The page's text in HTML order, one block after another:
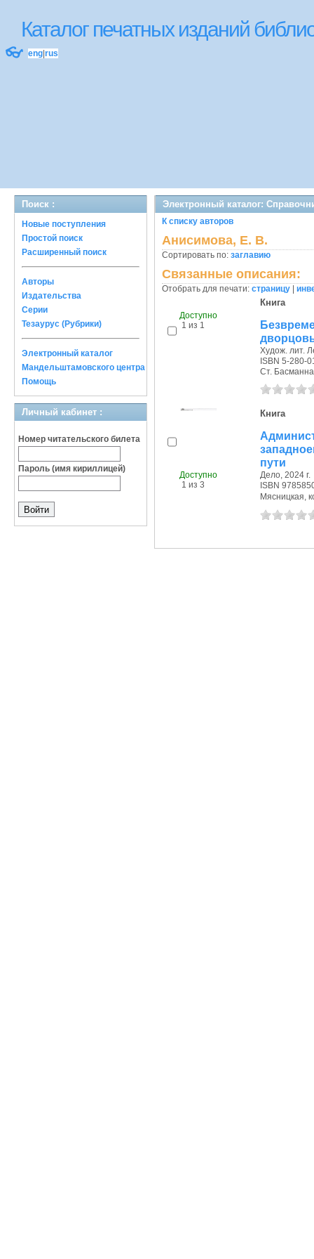
Каталог печатных изданий
👓 eng rus
Поиск :
Новые поступления
Простой поиск
Расширенный поиск
Авторы
Издательства
Серии
Тезаурус (Рубрики)
Электронный каталог
Мандельштамовского центра
Помощь
Личный кабинет :
Номер читательского билета
Пароль (имя кириллицей)
Электронный каталог:
К списку авторов
Анисимова, Е. В.
Сортировать по: заглавию
Связанные описания:
Отобрать для печати: страницу
Доступно
1 из 1
Книга
Худож. лит.
ISBN 5-280-
Ст.
Доступно
1 из 3
Книга
пути
Дело, 2024 г.
ISBN
Мясницкая,